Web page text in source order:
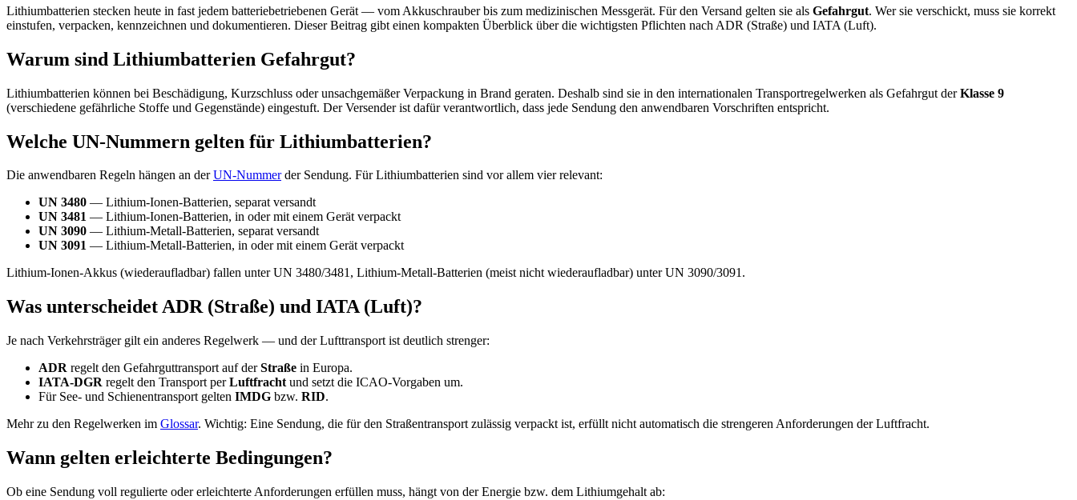
Lithiumbatterien stecken heute in fast jedem batteriebetriebenen Gerät — vom Akkuschrauber bis zum medizinischen Messgerät. Für den Versand gelten sie als Gefahrgut. Wer sie verschickt, muss sie korrekt
einstufen, verpacken, kennzeichnen und dokumentieren. Dieser Beitrag gibt einen kompakten Überblick über die wichtigsten Pflichten nach ADR (Straße) und IATA (Luft).
Warum sind Lithiumbatterien Gefahrgut?
Lithiumbatterien können bei Beschädigung, Kurzschluss oder unsachgemäßer Verpackung in Brand geraten. Deshalb sind sie in den internationalen Transportregelwerken als Gefahrgut derKlasse 9
(verschiedene gefährliche Stoffe und Gegenstände) eingestuft. Der Versender ist dafür verantwortlich, dass jede Sendung den anwendbaren Vorschriften entspricht.
Welche UN-Nummern gelten für Lithiumbatterien?
Die anwendbaren Regeln hängen an derUN-Nummerder Sendung. Für Lithiumbatterien sind vor allem vier relevant:
UN 3480 — Lithium-Ionen-Batterien, separat versandt
UN 3481 — Lithium-Ionen-Batterien, in oder mit einem Gerät verpackt
UN 3090 — Lithium-Metall-Batterien, separat versandt
UN 3091 — Lithium-Metall-Batterien, in oder mit einem Gerät verpackt
Lithium-Ionen-Akkus (wiederaufladbar) fallen unter UN 3480/3481, Lithium-Metall-Batterien (meist nicht wiederaufladbar) unter UN 3090/3091.
Was unterscheidet ADR (Straße) und IATA (Luft)?
Je nach Verkehrsträger gilt ein anderes Regelwerk — und der Lufttransport ist deutlich strenger:
ADR regelt den Gefahrguttransport auf derStraße in Europa.
IATA-DGR regelt den Transport perLuftfracht und setzt die ICAO-Vorgaben um.
Für See- und Schienentransport gelten IMDG bzw. RID.
Mehr zu den Regelwerken im Glossar. Wichtig: Eine Sendung, die für den Straßentransport zulässig verpackt ist, erfüllt nicht automatisch die strengeren Anforderungen der Luftfracht.
Wann gelten erleichterte Bedingungen?
Ob eine Sendung voll regulierte oder erleichterte Anforderungen erfüllen muss, hängt von der Energie bzw. dem Lithiumgehalt ab: